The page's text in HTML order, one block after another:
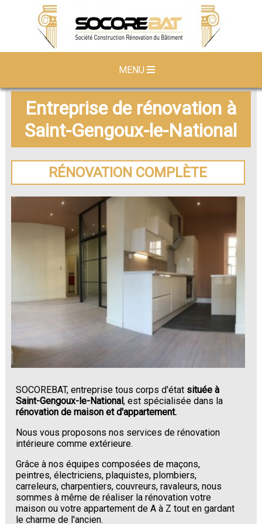
MENU
Entreprise de rénovation à
Saint-Gengoux-le-National
RÉNOVATION COMPLÈTE
SOCOREBAT, entreprise tous corps d'état située à
Saint-Gengoux-le-National, est spécialisée dans la
rénovation de maison et d'appartement.
Nous vous proposons nos services de rénovation
intérieure comme extérieure.
Grâce à nos équipes composées de maçons,
peintres, électriciens, plaquistes, plombiers,
carreleurs, charpentiers, couvreurs, ravaleurs, nous
sommes à même de réaliser la rénovation votre
maison ou votre appartement de A à Z tout en gardant
le charme de l'ancien.